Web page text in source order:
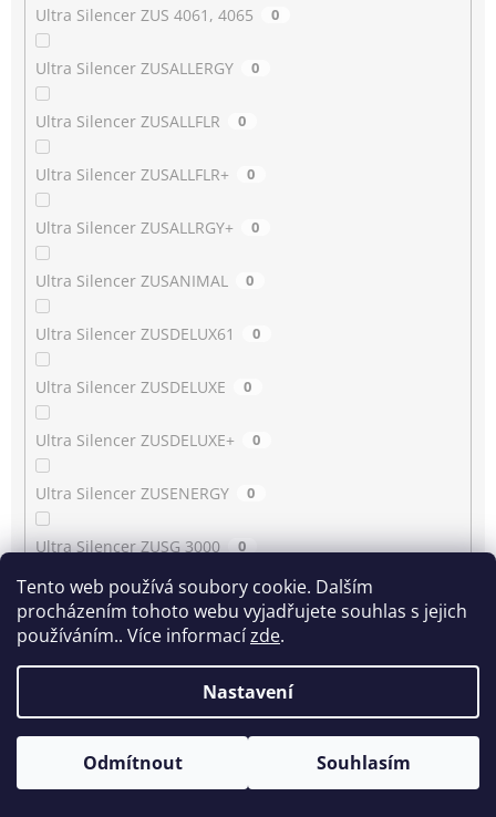
Tento web používá soubory cookie. Dalším
procházením tohoto webu vyjadřujete souhlas s jejich
používáním.. Více informacízde.
Nastavení
Odmítnout Souhlasím
Ultra Silencer ZUS 4061, 4065 0
Ultra Silencer ZUSALLERGY 0
Ultra Silencer ZUSALLFLR 0
Ultra Silencer ZUSALLFLR+ 0
Ultra Silencer ZUSALLRGY+ 0
Ultra Silencer ZUSANIMAL 0
Ultra Silencer ZUSDELUX61 0
Ultra Silencer ZUSDELUXE 0
Ultra Silencer ZUSDELUXE+ 0
Ultra Silencer ZUSENERGY 0
Ultra Silencer ZUSG 3000 0
Ultra Silencer ZUSG 3900…3990 0
Ultra Silencer ZUSGREEN 0
Ultra Silencer ZUSGREEN+